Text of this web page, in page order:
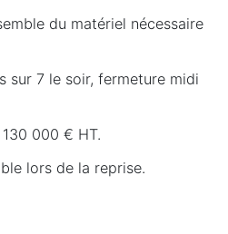
du matériel nécessaire
sur 7 le soir, fermeture midi
000 € HT.
lors de la reprise.